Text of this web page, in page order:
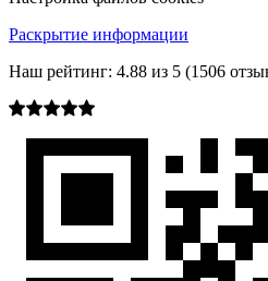
Раскрытие информации
Наш рейтинг: 4.88 из 5 (1506